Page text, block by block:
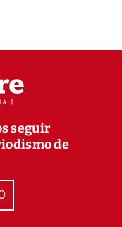
seguir
de